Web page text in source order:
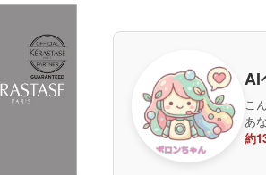
AI
こ
あ
約